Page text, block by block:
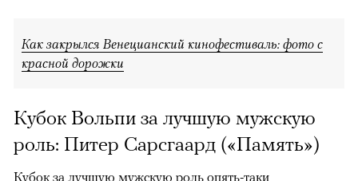
Как закрылся Венецианский кинофестиваль: фото с
красной дорожки
Кубок Вольпи за лучшую мужскую
роль: Питер Сарсгаард («Память»)
Кубок за лучшую мужскую роль опять-таки